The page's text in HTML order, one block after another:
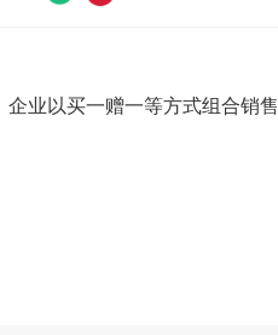
企业以买一赠一等方式组合销售